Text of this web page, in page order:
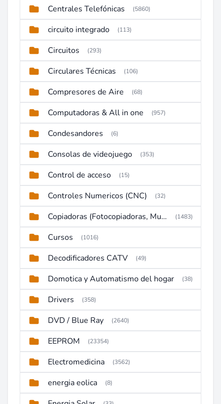
Centrales Telefónicas (5860)
circuito integrado (113)
Circuitos (293)
Circulares Técnicas (106)
Compresores de Aire (68)
Computadoras & All in one (957)
Condesandores (6)
Consolas de videojuego (353)
Control de acceso (15)
Controles Numericos (CNC) (32)
Copiadoras (Fotocopiadoras, Multifunctions, Ploter, etc) (1483)
Cursos (1016)
Decodificadores CATV (49)
Domotica y Automatismo del hogar (38)
Drivers (358)
DVD / Blue Ray (2640)
EEPROM (23354)
Electromedicina (3562)
energia eolica (8)